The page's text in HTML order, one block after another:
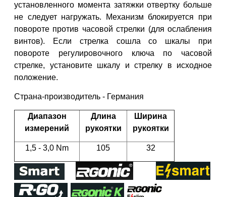
установленного момента затяжки отвертку больше
не следует нагружать. Механизм блокируется при
повороте против часовой стрелки (для ослабления
винтов). Если стрелка сошла со шкалы при
повороте регулировочного ключа по часовой
стрелке, установите шкалу и стрелку в исходное
положение.
Страна-производитель - Германия
Диапазон
измерений
Длина
рукоятки
Ширина
рукоятки
1,5 - 3,0 Nm 105 32